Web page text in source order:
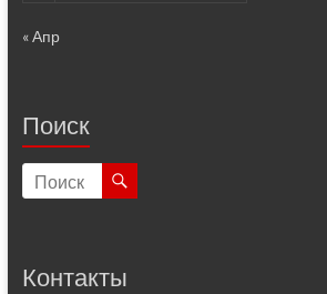
« Апр
Поиск
Контакты